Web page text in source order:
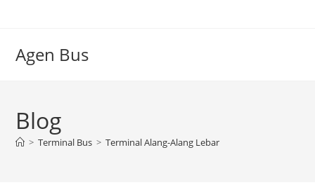
Agen Bus
Blog
> Terminal Bus > Terminal Alang-Alang Lebar